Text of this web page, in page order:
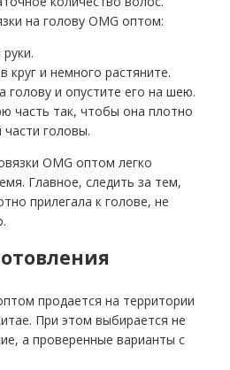
на голову OMG оптом:
круг и немного растяните.
голову и опустите его на шею.
часть так, чтобы она плотно
части головы.
OMG оптом легко
Главное, следить за тем,
прилегала к голове, не
продается на территории
При этом выбирается не
а проверенные варианты с